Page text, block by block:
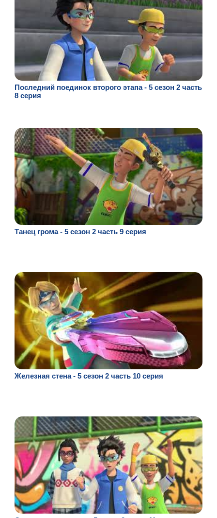
Последний поединок второго этапа - 5 сезон 2 часть
8 серия
Танец грома - 5 сезон 2 часть 9 серия
Железная стена - 5 сезон 2 часть 10 серия